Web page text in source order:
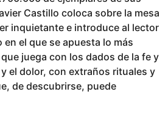
Castillo coloca sobre la mesa
inquietante e introduce al lector
el que se apuesta lo más
juega con los dados de la fe y
el dolor, con extraños rituales y
de descubrirse, puede